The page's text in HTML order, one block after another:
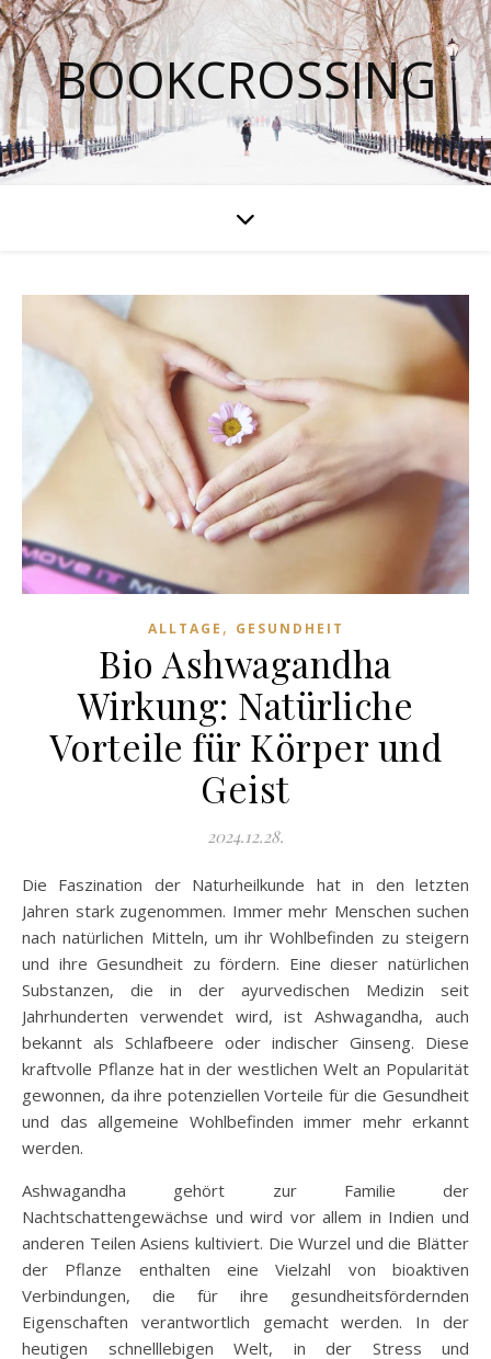
BOOKCROSSING
ALLTAGE , GESUNDHEIT
Bio Ashwagandha
Wirkung: Natürliche
Vorteile für Körper und
Geist
2024.12.28.
Die Faszination der Naturheilkunde hat in den letzten
Jahren stark zugenommen. Immer mehr Menschen suchen
nach natürlichen Mitteln, um ihr Wohlbefinden zu steigern
und ihre Gesundheit zu fördern. Eine dieser natürlichen
Substanzen, die in der ayurvedischen Medizin seit
Jahrhunderten verwendet wird, ist Ashwagandha, auch
bekannt als Schlafbeere oder indischer Ginseng. Diese
kraftvolle Pflanze hat in der westlichen Welt an Popularität
gewonnen, da ihre potenziellen Vorteile für die Gesundheit
und das allgemeine Wohlbefinden immer mehr erkannt
werden.
Ashwagandha gehört zur Familie der
Nachtschattengewächse und wird vor allem in Indien und
anderen Teilen Asiens kultiviert. Die Wurzel und die Blätter
der Pflanze enthalten eine Vielzahl von bioaktiven
Verbindungen, die für ihre gesundheitsfördernden
Eigenschaften verantwortlich gemacht werden. In der
heutigen schnelllebigen Welt, in der Stress und